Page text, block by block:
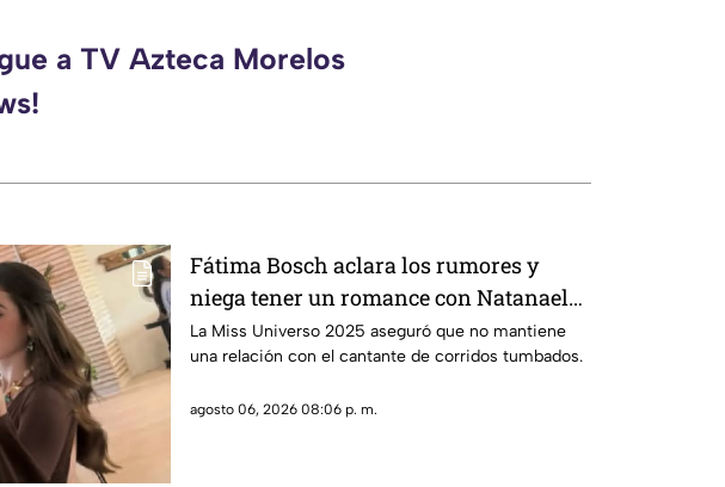
a TV Azteca Morelos
Fátima Bosch aclara los rumores y
niega tener un romance con Natanael
Cano
La Miss Universo 2025 aseguró que no mantiene
una relación con el cantante de corridos tumbados.
agosto 06, 2026 08:06 p. m.